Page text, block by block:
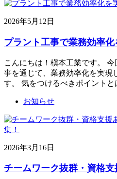
2026年5月12日
プラント工事で業務効率化
こんにちは！槇本工業です。
事を通じて、業務効率化を実現
す。 気をつけるべきポイント
お知らせ
2026年3月16日
チームワーク抜群・資格